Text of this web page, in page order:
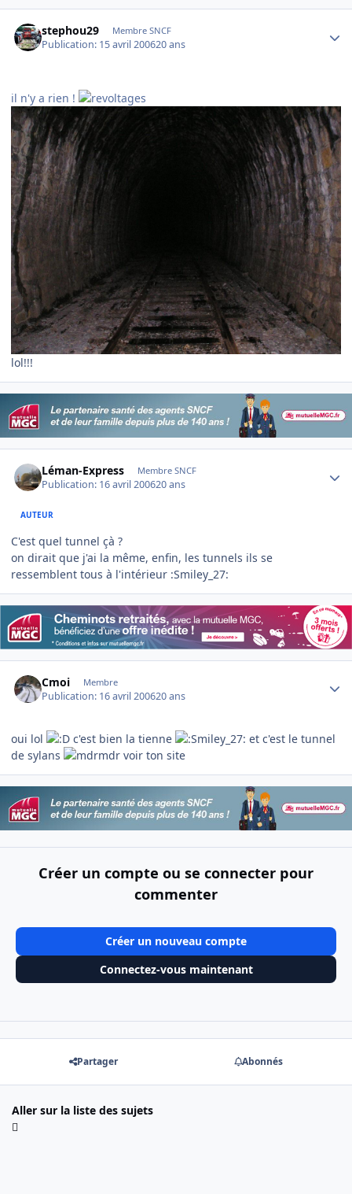
stephou29 Membre SNCF
Publication: 15 avril 200620 ans
il n'y a rien !
lol!!!
Léman-Express Membre SNCF
Publication: 16 avril 200620 ans
AUTEUR
C'est quel tunnel çà ?
on dirait que j'ai la même, enfin, les tunnels ils se
ressemblent tous à l'intérieur :Smiley_27:
Cmoi Membre
Publication: 16 avril 200620 ans
oui lol c'est bien la tienne
et c'est le tunnel
de sylans
voir ton site
Créer un compte ou se connecter pour
commenter
Créer un nouveau compte
Connectez-vous maintenant
Partager Abonnés
Aller sur la liste des sujets